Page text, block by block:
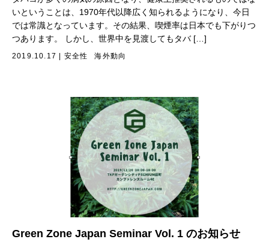
いということは、1970年代以降広く知られるようになり、今日
では常識となっています。その結果、喫煙率は日本でも下がりつ
つあります。 しかし、世界中を見渡してもタバ […]
2019.10.17 安全性 海外動向
Green Zone Japan Seminar Vol. 1 のお知らせ